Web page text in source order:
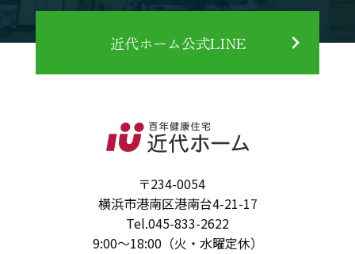
近代ホーム公式LINE
〒234-0054
横浜市港南区港南台4-21-17
Tel.045-833-2622
9:00～18:00（火・水曜定休）